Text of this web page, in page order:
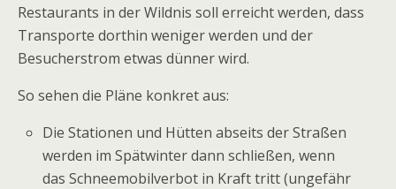
Restaurants in der Wildnis soll erreicht werden, dass
Transporte dorthin weniger werden und der
Besucherstrom etwas dünner wird.
So sehen die Pläne konkret aus:
Die Stationen und Hütten abseits der Straßen
werden im Spätwinter dann schließen, wenn
das Schneemobilverbot in Kraft tritt (ungefähr